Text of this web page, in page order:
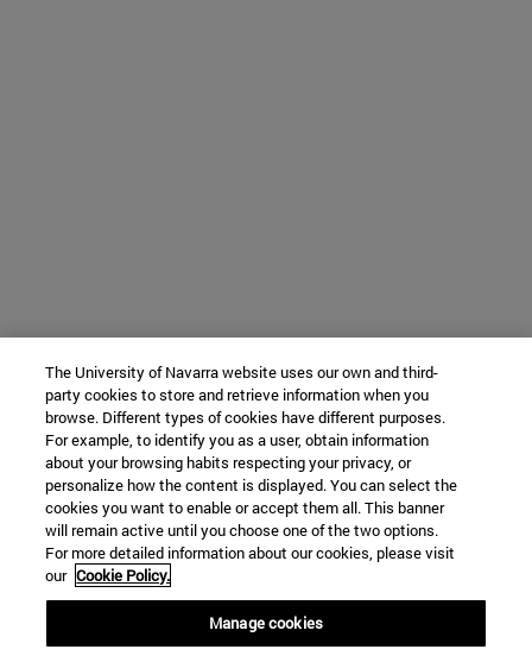
The University of Navarra website uses our own and third-
party cookies to store and retrieve information when you
browse. Different types of cookies have different purposes.
For example, to identify you as a user, obtain information
about your browsing habits respecting your privacy, or
personalize how the content is displayed. You can select the
cookies you want to enable or accept them all. This banner
will remain active until you choose one of the two options.
For more detailed information about our cookies, please visit
our Cookie Policy.
Manage cookies